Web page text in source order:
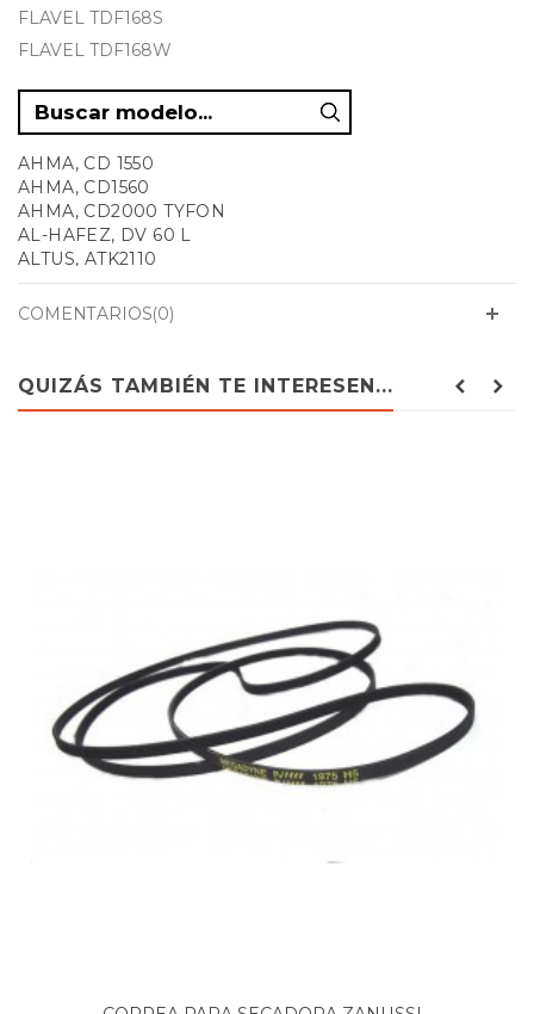
FLAVEL TDF168S
FLAVEL TDF168W
AHMA, CD 1550
AHMA, CD1560
AHMA, CD2000 TYFON
AL-HAFEZ, DV 60 L
ALTUS, ATK2110
ALTUS, ATV1010
ALTUS, TA1000
ALTUS, TK 1200
ALTUS, TK1100
APELL, APS62CS
ARCELIK, 1660 KT
ARCELIK, 1660KT
ARCELIK, 1760 KT
ARCELIK, 2760 KT
ARCELIK, 2760KT
COMENTARIOS(0)
QUIZÁS TAMBIÉN TE INTERESEN...